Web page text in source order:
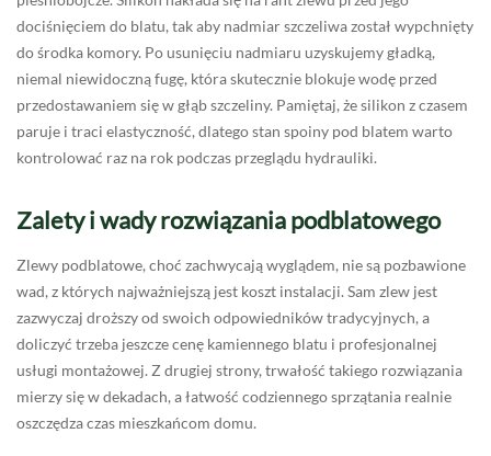
dociśnięciem do blatu, tak aby nadmiar szczeliwa został wypchnięty
do środka komory. Po usunięciu nadmiaru uzyskujemy gładką,
niemal niewidoczną fugę, która skutecznie blokuje wodę przed
przedostawaniem się w głąb szczeliny. Pamiętaj, że silikon z czasem
paruje i traci elastyczność, dlatego stan spoiny pod blatem warto
kontrolować raz na rok podczas przeglądu hydrauliki.
Zalety i wady rozwiązania podblatowego
Zlewy podblatowe, choć zachwycają wyglądem, nie są pozbawione
wad, z których najważniejszą jest koszt instalacji. Sam zlew jest
zazwyczaj droższy od swoich odpowiedników tradycyjnych, a
doliczyć trzeba jeszcze cenę kamiennego blatu i profesjonalnej
usługi montażowej. Z drugiej strony, trwałość takiego rozwiązania
mierzy się w dekadach, a łatwość codziennego sprzątania realnie
oszczędza czas mieszkańcom domu.